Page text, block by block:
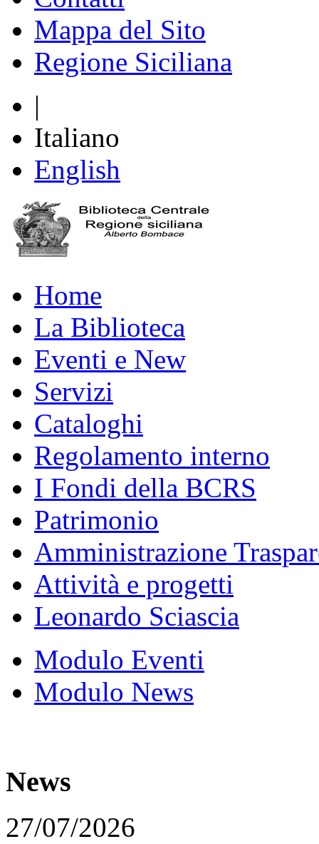
Mappa del Sito
Regione Siciliana
|
Italiano
English
Home
La Biblioteca
Eventi e New
Servizi
Cataloghi
Regolamento interno
I Fondi della BCRS
Patrimonio
Amministrazione
Attività e progetti
Leonardo Sciascia
Modulo Eventi
Modulo News
News
27/07/2026